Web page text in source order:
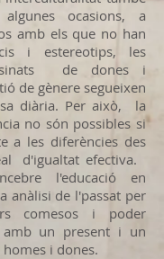
ocasions, a
amb els que no han
i estereotips, les
de dones i
de gènere segueixen
diària. Per això, la
no són possibles si
a les diferències des
d'igualtat efectiva.
l'educació en
anàlisi de l'passat per
comesos i poder
un present i un
i dones.